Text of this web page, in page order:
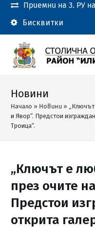
Приемни на 3. РУ
Бисквитки
Новини
Начало » Новини » „Ключът
и Явор“. Предстои
Троица“.
„Ключът е
през очите
Предстои
открита